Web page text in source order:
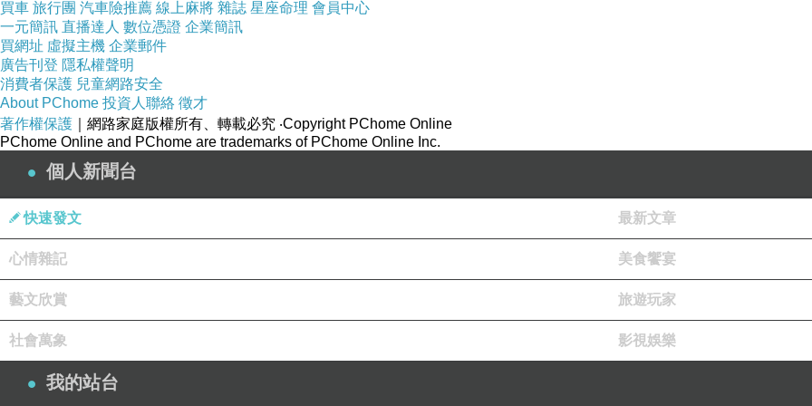
某校段考時，甲班40位同學中，有2位同學作弊，成績遭取消；其餘同學的全班平均成績仍可計入全年級排名
然而，乙班42人中，竟有14人被抓到作弊（有多人直接拿別人的考卷來抄答案）。於是，該班平均成績不得
接提報市府教育局將該師停職靜候調查，不久後有可能遭到開除。
遭停職的乙班導師在校長室外靜坐抗議，逼問校長：「甲乙兩班的監考強度明明相同，該校這樣的規定，合
老師就有事？這不是明顯雙標？校長你明明就是在公報私仇！」（因為該老師經常與校長唱反調）
校長冷冷回答：「沒有雙標，因為『數量規模等級不同』。
40人中有2人作弊，人數佔比5%，合乎一般教育現場經驗中常見的作弊人數規模等級。
買車 旅行團 汽車險推薦 線上麻將 雜誌 星座命理 會員中心
一元簡訊 直播達人 數位憑證 企業簡訊
買網址 虛擬主機 企業郵件
廣告刊登 隱私權聲明
消費者保護 兒童網路安全
About PChome 投資人聯絡 徵才
著作權保護 ｜網路家庭版權所有、轉載必究 ‧Copyright PChome Online
PChome Online and PChome are trademarks of PChome Online Inc.
個人新聞台
快速發文 最新文章
心情雜記 美食饗宴
藝文欣賞 旅遊玩家
社會萬象 影視娛樂
我的站台